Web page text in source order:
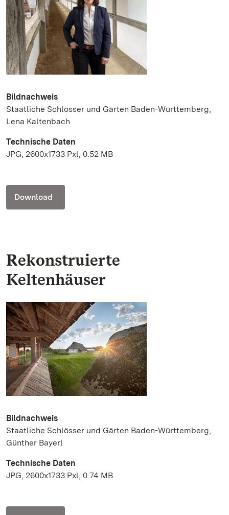
Bildnachweis
Staatliche Schlösser und Gärten Baden-Württemberg,
Lena Kaltenbach
Technische Daten
JPG, 2600x1733 Pxl, 0.52 MB
Download
Rekonstruierte
Keltenhäuser
Bildnachweis
Staatliche Schlösser und Gärten Baden-Württemberg,
Günther Bayerl
Technische Daten
JPG, 2600x1733 Pxl, 0.74 MB